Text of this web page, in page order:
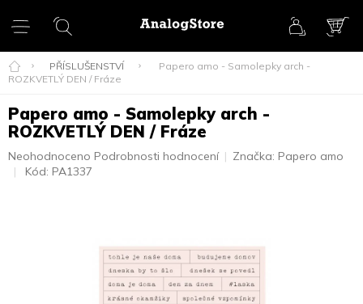
obsah
PŘÍSLUŠENSTVÍ
Papero amo - Samolepky arch -
ROZKVETLÝ DEN / Fráze
Papero amo - Samolepky arch -
ROZKVETLÝ DEN / Fráze
Průměrné
hodnocení
Neohodnoceno Podrobnosti hodnocení Značka: Papero amo
Kód: PA1337